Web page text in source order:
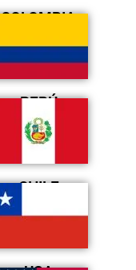
COLOMBIA
PERÚ
CHILE